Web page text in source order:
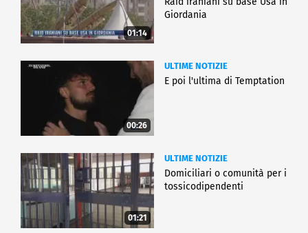
01:14
Giordania
00:26
ULTIME NOTIZIE
E poi l'ultima di Temptation
01:21
ULTIME NOTIZIE
Domiciliari o comunità per i
tossicodipendenti